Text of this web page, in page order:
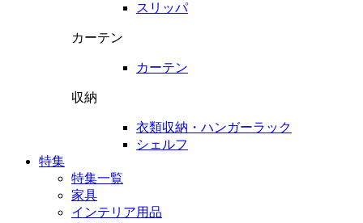
スリッパ
カーテン
カーテン
収納
衣類収納・ハンガーラック
シェルフ
特集
特集一覧
家具
インテリア用品